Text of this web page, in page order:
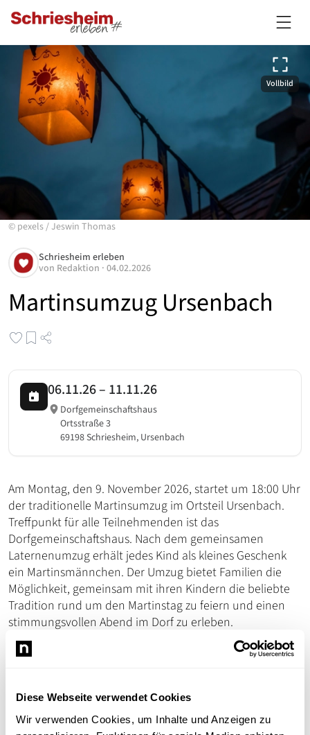
Diese Webseite verwendet Cookies
Wir verwenden Cookies, um Inhalte und Anzeigen zu
Vollbild
© pexels/ Jeswin Thomas
Martinsumzug Ursenbach
Schriesheim erleben
von Redaktion · 04.02.2026
06.11.26– 11.11.26
Dorfgemeinschaftshaus
Ortsstraße 3
69198 Schriesheim, Ursenbach
Am Montag, den 9. November 2026, startet um 18:00 Uhr
der traditionelle Martinsumzug im Ortsteil Ursenbach.
Treffpunkt für alle Teilnehmenden ist das
Dorfgemeinschaftshaus. Nach dem gemeinsamen
Laternenumzug erhält jedes Kind als kleines Geschenk
ein Martinsmännchen. Der Umzug bietet Familien die
Möglichkeit, gemeinsam mit ihren Kindern die beliebte
Tradition rund um den Martinstag zu feiern und einen
stimmungsvollen Abend im Dorf zu erleben.
Redaktion